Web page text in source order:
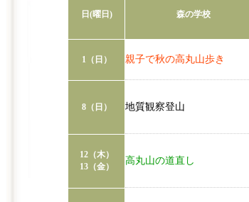
日(曜日) 森の学校
1（日） 親子で秋の高丸山歩き
8（日） 地質観察登山
12（木）
13（金）
高丸山の道直し